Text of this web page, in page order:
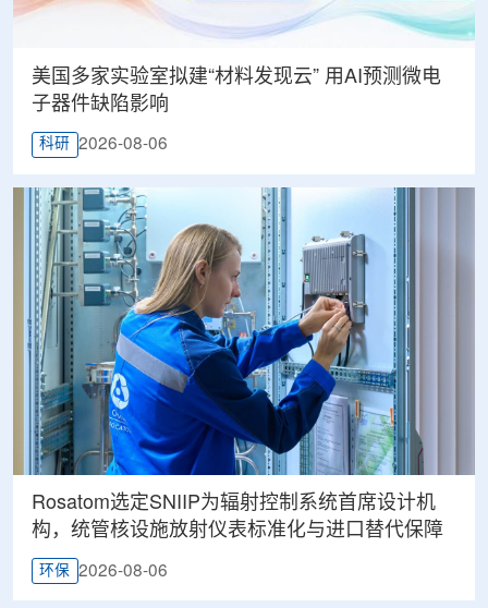
美国多家实验室拟建“材料发现云” 用AI预测微电
子器件缺陷影响
科研 2026-08-06
Rosatom选定SNIIP为辐射控制系统首席设计机
构，统管核设施放射仪表标准化与进口替代保障
环保 2026-08-06